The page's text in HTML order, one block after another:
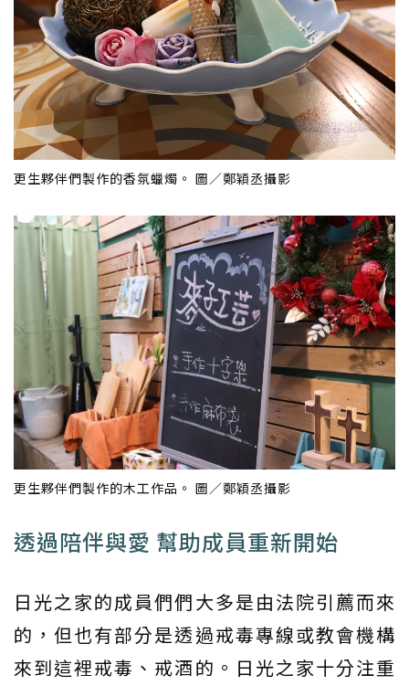
更生夥伴們製作的香氛蠟燭。 圖／鄭穎丞攝影
更生夥伴們製作的木工作品。 圖／鄭穎丞攝影
透過陪伴與愛 幫助成員重新開始
日光之家的成員們們大多是由法院引薦而來
的，但也有部分是透過戒毒專線或教會機構
來到這裡戒毒、戒酒的。日光之家十分注重